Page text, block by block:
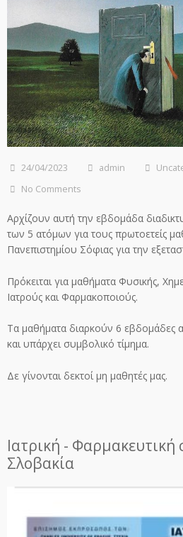
24/04/2023 admin
No Comments
Αρχίζουν αυτή την εβδομάδα
των 5 ατόμων για τους πρωτοετείς
Πανεπιστημίου Σόφιας για την
Πρόκειται για μαθήματα Φυσικής,
Ιατρούς και Φαρμακοποιούς.
Τα μαθήματα διαρκούν 6
και υπάρχει συμβολικό τίμημα.
Δε γίνονται δεκτοί μη μαθητές μας.
Ιατρική - Φαρμακευτική
Σλοβακία